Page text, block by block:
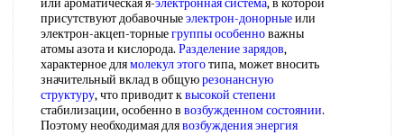
или ароматическая я-электронная система, в которой
присутствуют добавочныеэлектрон-донорныеили
электрон-акцеп-торныегруппы особенноважны
атомы азота и кислорода. Разделение зарядов,
характерное длямолекул этоготипа, может вносить
значительный вклад в общуюрезонансную
структуру, что приводит квысокой степени
стабилизации, особенно в возбужденном состоянии.
Поэтому необходимая длявозбуждения энергия